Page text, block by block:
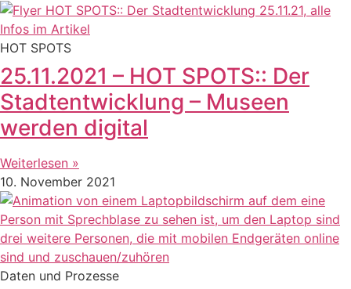
HOT SPOTS
25.11.2021 – HOT SPOTS:: Der
Stadtentwicklung – Museen
werden digital
Weiterlesen »
10. November 2021
Daten und Prozesse